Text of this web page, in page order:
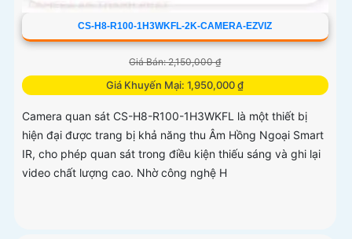
CS-H8-R100-1H3WKFL-2K-CAMERA-EZVIZ
Giá Bán: 2,150,000 ₫
Giá Khuyến Mại: 1,950,000 ₫
Camera quan sát CS-H8-R100-1H3WKFL là một thiết bị
hiện đại được trang bị khả năng thu Âm Hồng Ngoại Smart
IR, cho phép quan sát trong điều kiện thiếu sáng và ghi lại
video chất lượng cao. Nhờ công nghệ H